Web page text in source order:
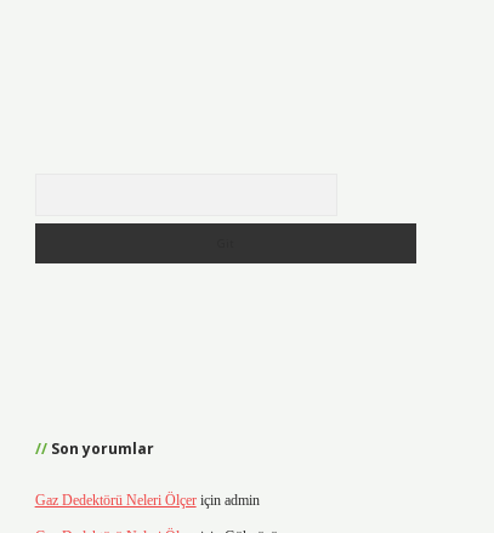
Son yorumlar
Gaz Dedektörü Neleri Ölçeriçin admin